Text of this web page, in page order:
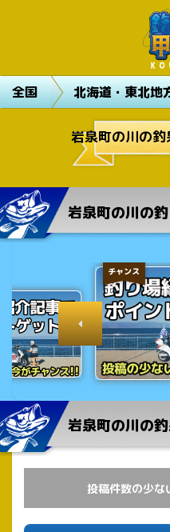
全国 北海道・東北地
岩泉町の川の
岩泉町の川の
チャンス
岩泉町の川の
投稿件数の少な